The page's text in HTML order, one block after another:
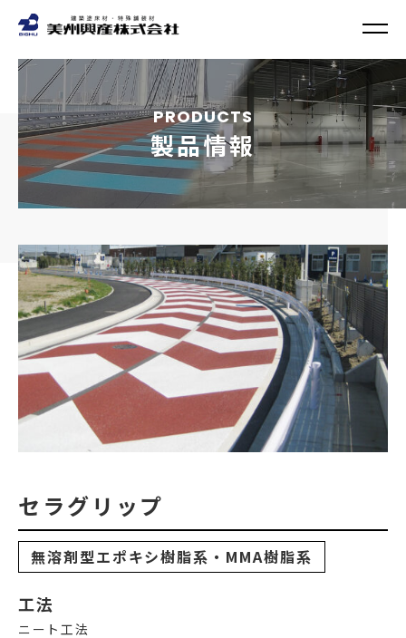
PRODUCTS
製品情報
セラグリップ
無溶剤型エポキシ樹脂系・MMA樹脂系
工法
ニート工法